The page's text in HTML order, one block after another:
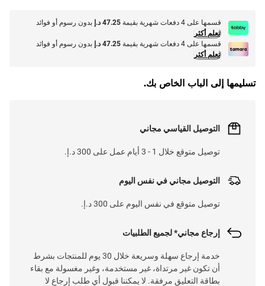
قسمها على 4 دفعات شهرية بقيمة 47.25 د.إ
بدون رسوم أو فوائد
تعلم أكثر
قسمها على 4 دفعات شهرية بقيمة
47.25 د.إ
بدون رسوم أو فوائد
تعلم أكثر
تسليمها إلى الباب الخاص بك.
التوصيل القياسي مجاني
توصيل متوقع خلال 1 - 3 أيام عمل على 300 د.إ.
التوصيل مجاني في نفس اليوم
توصيل متوقع في نفس اليوم على 300 د.إ.
إرجاع مجاني* لجميع الطلبيات
خدمة إرجاع سهلة وسريعة خلال 30 يوم للمنتجات بشرط
أن تكون غير مرتداة، غير مستخدمة، وغير مغسولة مع بقاء
بطاقة التعليق مرفقة. لا يمكننا قبول أي طلب إرجاع لا